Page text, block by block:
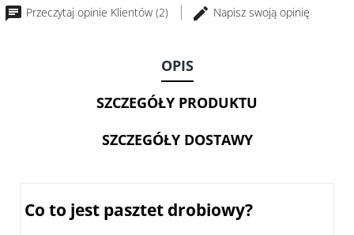
słonecznikiem
Przeczytaj opinie Klientów (2) Napisz swoją opinię
OPIS
SZCZEGÓŁY PRODUKTU
SZCZEGÓŁY DOSTAWY
Co to jest pasztet drobiowy?